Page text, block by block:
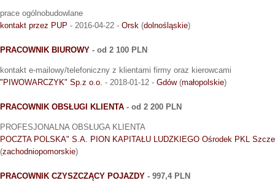
prace ogólnobudowlane
kontakt przez PUP - 2016-04-22 - Orsk (dolnośląskie)
PRACOWNIK BIUROWY - od 2 100 PLN
kontakt e-mailowy/telefoniczny z klientami firmy oraz kierowcami
"PIWOWARCZYK" Sp.z o.o. - 2018-01-12 - Gdów(małopolskie)
PRACOWNIK OBSŁUGI KLIENTA - od 2 200 PLN
PROFESJONALNA OBSŁUGA KLIENTA
POCZTA POLSKA" S.A. PION KAPITAŁU LUDZKIEGO Ośrodek PKL
(zachodniopomorskie)
PRACOWNIK CZYSZCZĄCY POJAZDY - 997,4 PLN